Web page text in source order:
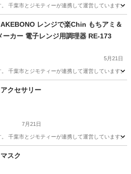
。 千葉市とジモティーが連携して運営していま
レンジで楽Chin もちアミ＆
ーカー 電子レンジ用調理器 RE-173
5月21日
。 千葉市とジモティーが連携して運営していま
リユース
クセサリー
7月21日
。 千葉市とジモティーが連携して運営していま
リユース
スク